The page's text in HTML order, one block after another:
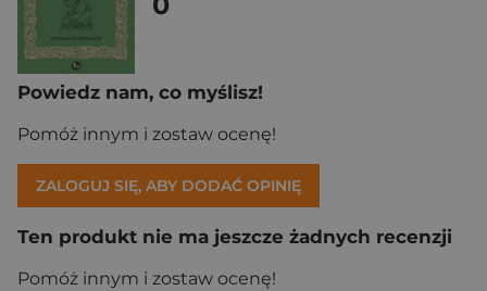
Powiedz nam, co myślisz!
Pomóż innym i zostaw ocenę!
ZALOGUJ SIĘ, ABY DODAĆ OPINIĘ
Ten produkt nie ma jeszcze żadnych recenzji
Pomóż innym i zostaw ocenę!